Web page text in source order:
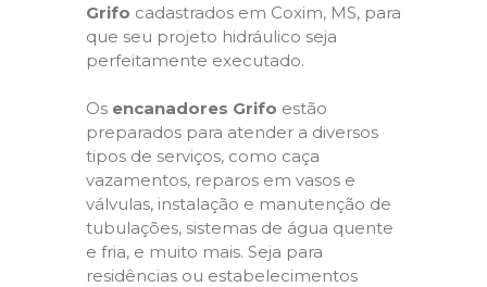
Grifo cadastrados em Coxim, MS, para
que seu projeto hidráulico seja
perfeitamente executado.
Os encanadores Grifo estão
preparados para atender a diversos
tipos de serviços, como caça
vazamentos, reparos em vasos e
válvulas, instalação e manutenção de
tubulações, sistemas de água quente
e fria, e muito mais. Seja para
residências ou estabelecimentos